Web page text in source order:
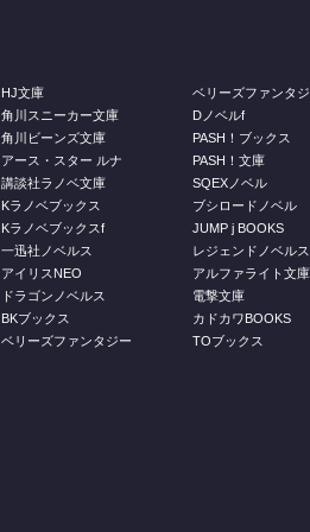
HJ文庫
角川スニーカー文庫
角川ビーンズ文庫
アース・スター ルナ
講談社ラノベ文庫
Kラノベブックス
Kラノベブックスf
一迅社ノベルス
アイリスNEO
ドラゴンノベルス
BKブックス
ベリーズファンタジー
ベリーズファンタ
Dノベルf
PASH！ブックス
PASH！文庫
SQEXノベル
ブシロードノベル
JUMP j BOOKS
レジェンドノベルス
アルファライト文庫
電撃文庫
カドカワBOOKS
TOブックス